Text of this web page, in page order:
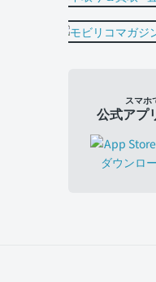
スマホ
公式アプ